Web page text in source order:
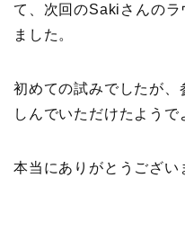
て、次回のSakiさんのラ
ました。
初めての試みでしたが、
しんでいただけたようで
本当にありがとうござい